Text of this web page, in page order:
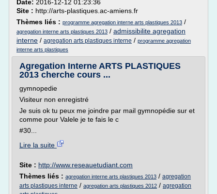
Date: 2016-12-12 01:23:36
Site : http://arts-plastiques.ac-amiens.fr
Thèmes liés : programme agregation interne arts plastiques 2013 /
agregation interne arts plastiques 2013 / admissibilite agregation
interne / agregation arts plastiques interne / programme agregation
interne arts plastiques
Agregation Interne ARTS PLASTIQUES
2013 cherche cours ...
gymnopedie
Visiteur non enregistré
Je suis ok tu peux me joindre par mail gymnopédie sur et
comme pour Valele je te fais le c
#30...
Lire la suite
Site : http://www.reseauetudiant.com
Thèmes liés : agregation interne arts plastiques 2013 / agregation
arts plastiques interne / agregation arts plastiques 2012 / agregation